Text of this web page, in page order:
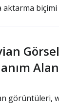
aktarma biçimi
görüntüleri,